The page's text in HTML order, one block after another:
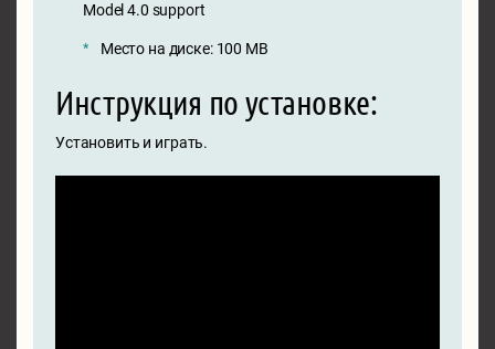
Model 4.0 support
Место на диске: 100 MB
Инструкция по установке:
Установить и играть.